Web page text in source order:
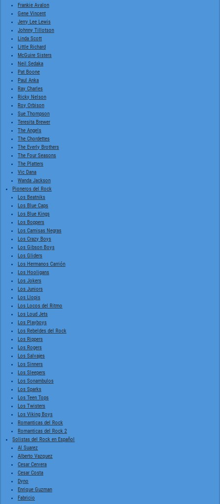
Frankie Avalon
Gene Vincent
Jerry Lee Lewis
Johnny Tillotson
Linda Scott
Little Richard
McGuire Sisters
Neil Sedaka
Pat Boone
Paul Anka
Ray Charles
Ricky Nelson
Roy Orbison
Sue Thompson
Teresita Brewer
The Angels
The Chordettes
The Everly Brothers
The Four Seasons
The Platters
Vic Dana
Wanda Jackson
Pioneros del Rock
Los Beatniks
Los Blue Caps
Los Blue Kings
Los Boppers
Los Camisas Negras
Los Crazy Boys
Los Gibson Boys
Los Gliders
Los Hermanos Carrión
Los Hooligans
Los Jokers
Los Juniors
Los Llopis
Los Locos del Ritmo
Los Loud Jets
Los Playboys
Los Rebeldes del Rock
Los Rippers
Los Rogers
Los Salvajes
Los Sinners
Los Sleepers
Los Sonambulos
Los Sparks
Los Teen Tops
Los Twisters
Los Viking Boys
Romanticas del Rock
Romanticas del Rock 2
Solistas del Rock en Español
Al Suarez
Alberto Vazquez
Cesar Cervera
Cesar Costa
Dyno
Enrique Guzman
Fabricio